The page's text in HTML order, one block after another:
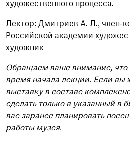
художественного процесса.
Лектор: Дмитриев А. Л., член-
Российской академии
художник
Обращаем ваше внимание, что
время начала лекции. Если вы
выставку в составе
сделать только в указанный в
вас заранее планировать
работы музея.